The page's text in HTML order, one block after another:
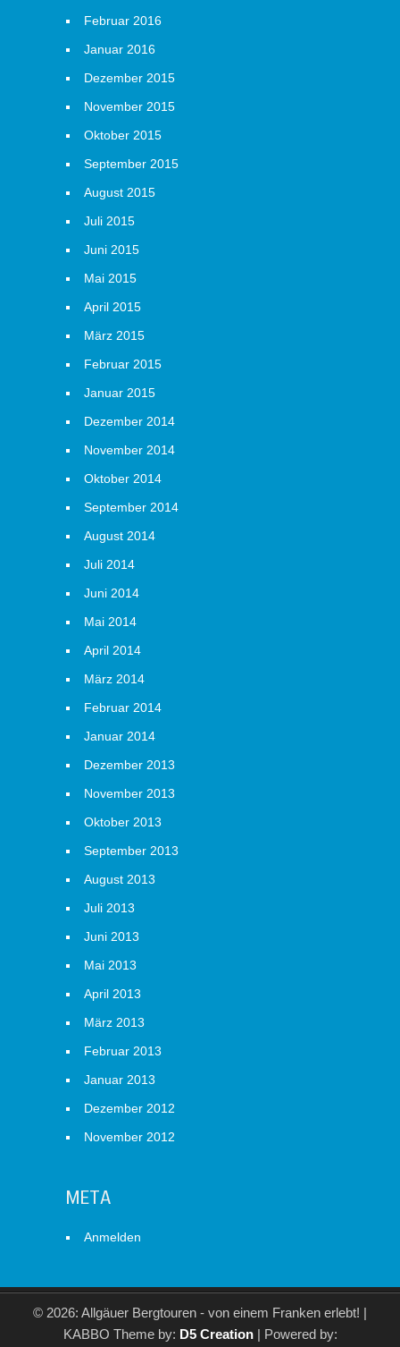
Februar 2016
Januar 2016
Dezember 2015
November 2015
Oktober 2015
September 2015
August 2015
Juli 2015
Juni 2015
Mai 2015
April 2015
März 2015
Februar 2015
Januar 2015
Dezember 2014
November 2014
Oktober 2014
September 2014
August 2014
Juli 2014
Juni 2014
Mai 2014
April 2014
März 2014
Februar 2014
Januar 2014
Dezember 2013
November 2013
Oktober 2013
September 2013
August 2013
Juli 2013
Juni 2013
Mai 2013
April 2013
März 2013
Februar 2013
Januar 2013
Dezember 2012
November 2012
META
Anmelden
© 2026: Allgäuer Bergtouren - von einem Franken erlebt! |
KABBO Theme by: D5 Creation| Powered by: